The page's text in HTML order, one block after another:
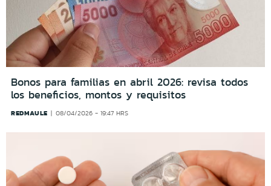
Bonos para familias en abril 2026: revisa todos
los beneficios, montos y requisitos
REDMAULE 08/04/2026 - 19:47 HRS